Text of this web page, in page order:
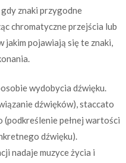
znaki przygodne
chromatyczne przejścia lub
jakim pojawiają się te znaki,
wydobycia dźwięku.
dźwięków), staccato
pełnej wartości
dźwięku).
nadaje muzyce życia i